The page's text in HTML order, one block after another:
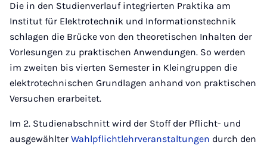
Die in den Studienverlauf integrierten Praktika am
Institut für Elektrotechnik und Informationstechnik
schlagen die Brücke von den theoretischen Inhalten der
Vorlesungen zu praktischen Anwendungen. So werden
im zweiten bis vierten Semester in Kleingruppen die
elektrotechnischen Grundlagen anhand von praktischen
Versuchen erarbeitet.
Im 2. Studienabschnitt wird der Stoff der Pflicht- und
ausgewählter Wahlpflichtlehrveranstaltungen durch den